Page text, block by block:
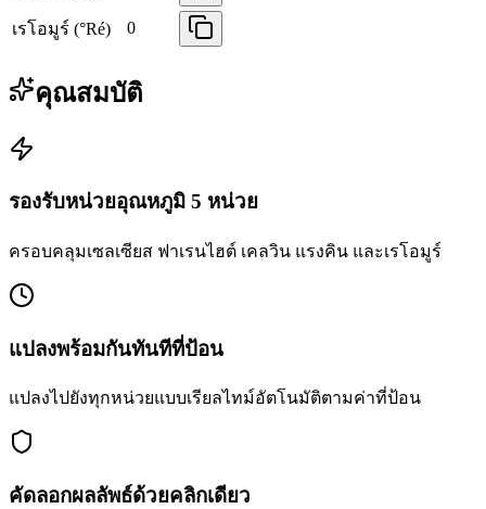
เรโอมูร์ (°Ré) 0
คุณสมบัติ
รองรับหน่วยอุณหภูมิ 5 หน่วย
ครอบคลุมเซลเซียส ฟาเรนไฮต์ เคลวิน แรงคิน และเรโอมูร์
แปลงพร้อมกันทันทีที่ป้อน
แปลงไปยังทุกหน่วยแบบเรียลไทม์อัตโนมัติตามค่าที่ป้อน
คัดลอกผลลัพธ์ด้วยคลิกเดียว